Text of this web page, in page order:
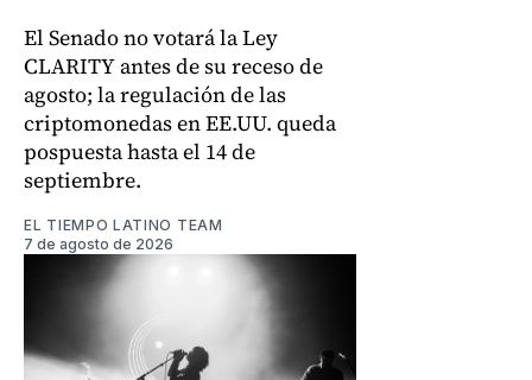
El Senado no votará la Ley
CLARITY antes de su receso de
agosto; la regulación de las
criptomonedas en EE.UU. queda
pospuesta hasta el 14 de
septiembre.
EL TIEMPO LATINO TEAM
7 de agosto de 2026